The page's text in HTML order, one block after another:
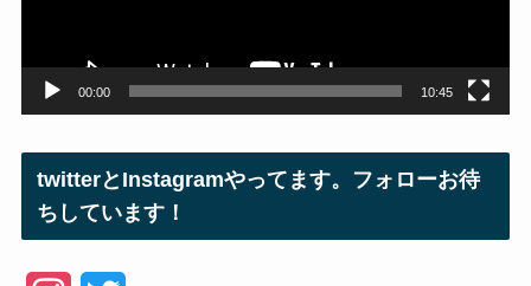
00:00 10:45
twitterとInstagramやってます。フォローお待
ちしています！